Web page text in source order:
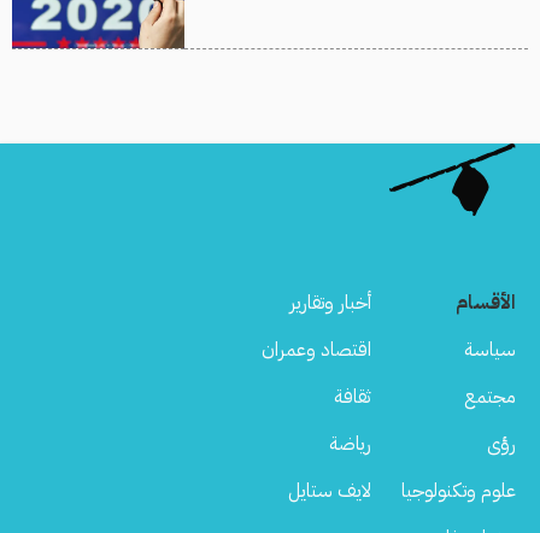
الأقسام
أخبار وتقارير
سياسة
اقتصاد وعمران
مجتمع
ثقافة
رؤى
رياضة
علوم وتكنولوجيا
لايف ستايل